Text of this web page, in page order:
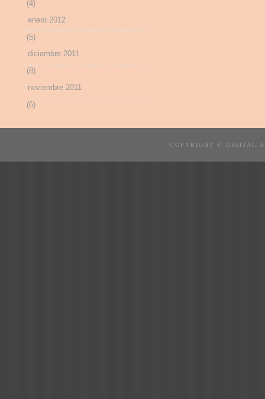
(4)
enero 2012
(5)
diciembre 2011
(8)
noviembre 2011
(6)
COPYRIGHT © DIGITAL